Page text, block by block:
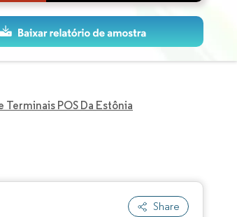
Terminais POS Da Estônia
Share